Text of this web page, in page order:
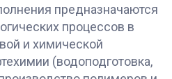
предназначаются
процессов в
и химической
(водоподготовка,